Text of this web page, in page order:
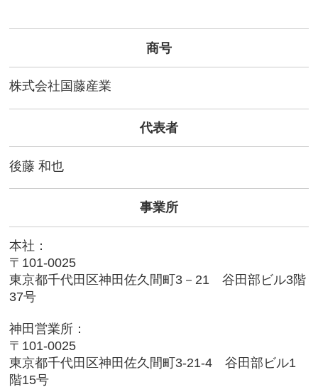
商号
株式会社国藤産業
代表者
後藤 和也
事業所
本社：
〒101-0025
東京都千代田区神田佐久間町3－21 谷田部ビル3階
37号
神田営業所：
〒101-0025
東京都千代田区神田佐久間町3-21-4 谷田部ビル1
階15号